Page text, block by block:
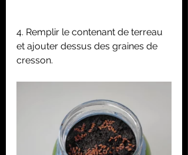
4. Remplir le contenant de terreau
et ajouter dessus des graines de
cresson.